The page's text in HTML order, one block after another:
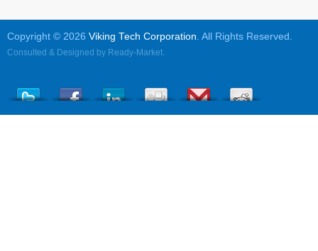
Copyright © 2026 Viking Tech Corporation . All Rights Reserved.
Consulted & Designed by Ready-Market